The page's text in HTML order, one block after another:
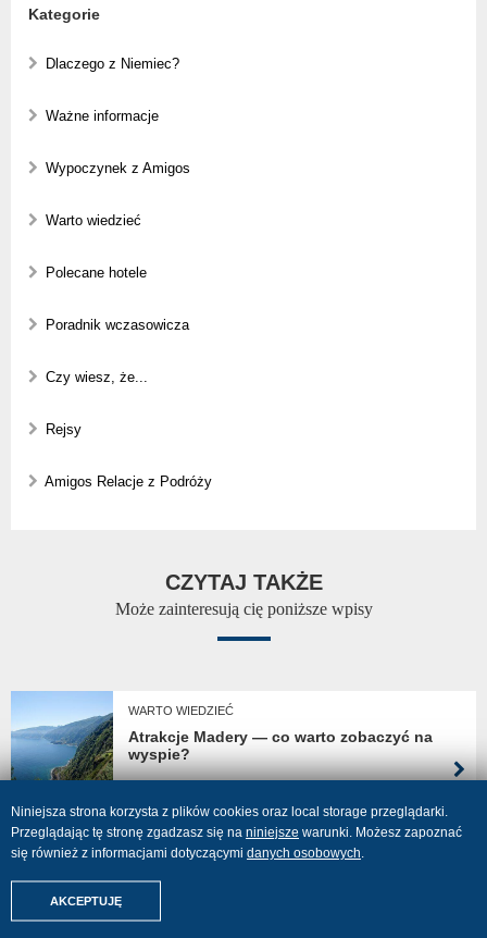
Kategorie
Dlaczego z Niemiec?
Ważne informacje
Wypoczynek z Amigos
Warto wiedzieć
Polecane hotele
Poradnik wczasowicza
Czy wiesz, że...
Rejsy
Amigos Relacje z Podróży
CZYTAJ TAKŻE
Może zainteresują cię poniższe wpisy
WARTO WIEDZIEĆ
Atrakcje Madery — co warto zobaczyć na
wyspie?
WYPOCZYNEK Z AMIGOS
Madera — przepiękna wyspa na aktywny
Niniejsza strona korzysta z plików cookies oraz local storage przeglądarki.
Przeglądając tę stronę zgadzasz się na niniejsze warunki. Możesz zapoznać
się również z informacjami dotyczącymi danych osobowych.
AKCEPTUJĘ